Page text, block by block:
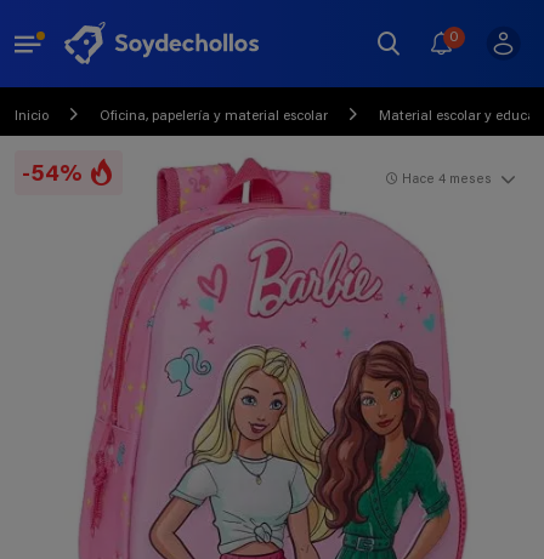
0
Inicio Oficina, papelería y material escolar Material escolar y
-54% Hace 4 meses